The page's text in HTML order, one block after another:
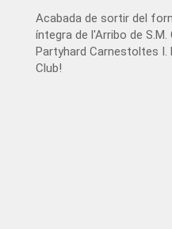
Acabada de sortir del
íntegra de l'Arribo de
Partyhard Carnestoltes I.
Club!